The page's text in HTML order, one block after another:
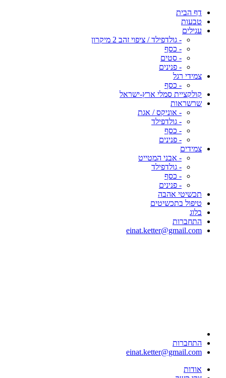
דף הבית
טבעות
עגילים
- גולדפילד / ציפוי זהב 2 מיקרון
- כסף
- סטים
- פנינים
צמידי רגל
- כסף
קולקציית סמלי ארץ-ישראל
שרשראות
- אוניקס / אגת
- גולדפילד
- כסף
- פנינים
צמידים
- אבני המטייט
- גולדפילד
- כסף
- פנינים
תכשיטי אהבה
טיפול בתכשיטים
בלוג
התחברות
einat.ketter@gmail.com
התחברות
einat.ketter@gmail.com
אודות